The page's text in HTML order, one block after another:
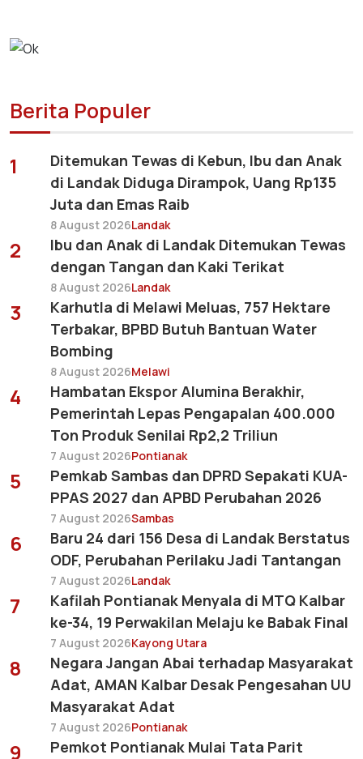
Berita Populer
1
Ditemukan Tewas di Kebun, Ibu dan Anak
di Landak Diduga Dirampok, Uang Rp135
Juta dan Emas Raib
8 August 2026Landak
2
Ibu dan Anak di Landak Ditemukan Tewas
dengan Tangan dan Kaki Terikat
8 August 2026Landak
3
Karhutla di Melawi Meluas, 757 Hektare
Terbakar, BPBD Butuh Bantuan Water
Bombing
8 August 2026Melawi
4
Hambatan Ekspor Alumina Berakhir,
Pemerintah Lepas Pengapalan 400.000
Ton Produk Senilai Rp2,2 Triliun
7 August 2026Pontianak
5
Pemkab Sambas dan DPRD Sepakati KUA-
PPAS 2027 dan APBD Perubahan 2026
7 August 2026Sambas
6
Baru 24 dari 156 Desa di Landak Berstatus
ODF, Perubahan Perilaku Jadi Tantangan
7 August 2026Landak
7
Kafilah Pontianak Menyala di MTQ Kalbar
ke-34, 19 Perwakilan Melaju ke Babak Final
7 August 2026Kayong Utara
8
Negara Jangan Abai terhadap Masyarakat
Adat, AMAN Kalbar Desak Pengesahan UU
Masyarakat Adat
7 August 2026Pontianak
9 Pemkot Pontianak Mulai Tata Parit